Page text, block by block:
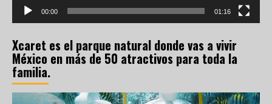
00:00 01:16
Xcaret es el parque natural donde vas a vivir
México en más de 50 atractivos para toda la
familia.